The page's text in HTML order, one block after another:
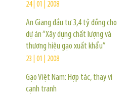
24 | 01 | 2008
An Giang đầu tư 3,4 tỷ đồng cho
dự án “Xây dựng chất lượng và
thương hiệu gạo xuất khẩu”
23 | 01 | 2008
Gạo Việt Nam: Hợp tác, thay vì
cạnh tranh